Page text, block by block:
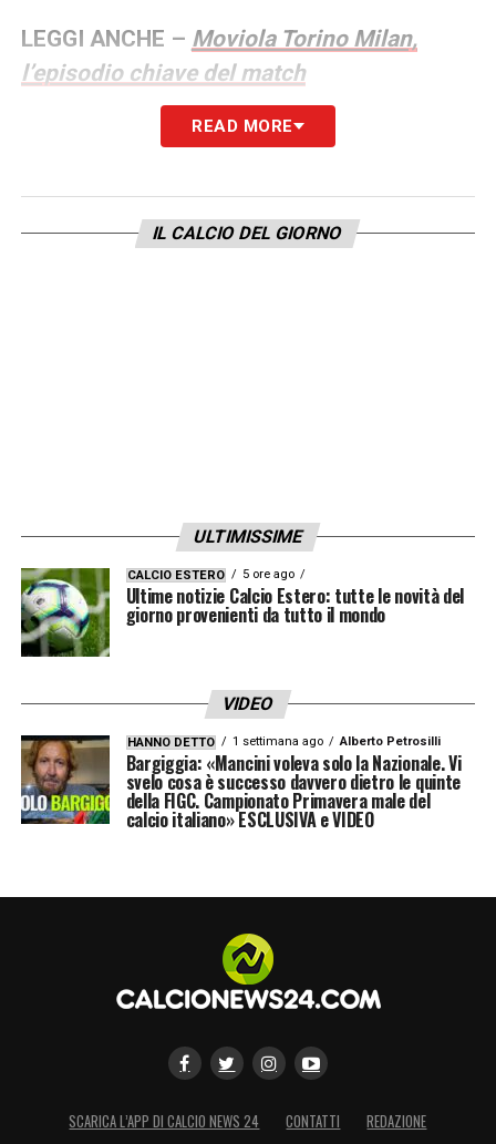
LEGGI ANCHE – Moviola Torino Milan,
l’episodio chiave del match
LA PLAYLIST DELLE NOSTRE TOP NEWS
READ MORE
IL CALCIO DEL GIORNO
ULTIMISSIME
CALCIO ESTERO 5 ore ago
Ultime notizie Calcio Estero: tutte le novità del
giorno provenienti da tutto il mondo
VIDEO
HANNO DETTO 1 settimana ago Alberto Petrosilli
Bargiggia: «Mancini voleva solo la Nazionale. Vi
svelo cosa è successo davvero dietro le quinte
della FIGC. Campionato Primavera male del
calcio italiano» ESCLUSIVA e VIDEO
SCARICA L’APP DI CALCIO NEWS 24 CONTATTI
REDAZIONE